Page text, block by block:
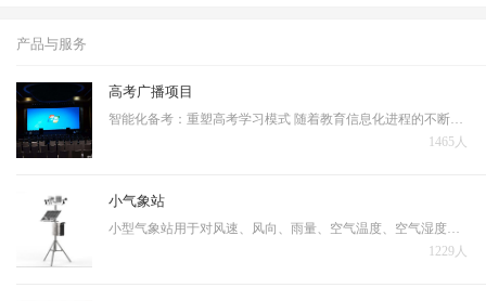
产品与服务
高考广播项目
1465人
小气象站
1229人